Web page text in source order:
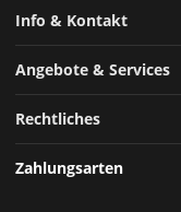
Info & Kontakt
Angebote & Services
Rechtliches
Zahlungsarten